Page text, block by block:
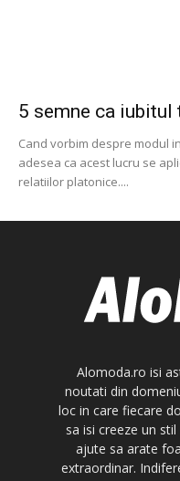
5 semne ca iubitul
Cand vorbim despre modul
adesea ca acest lucru se
relatiilor platonice....
Alomoda.ro isi
noutati din
loc in care fiecare
sa isi creeze un
ajute sa arate
extraordinar.